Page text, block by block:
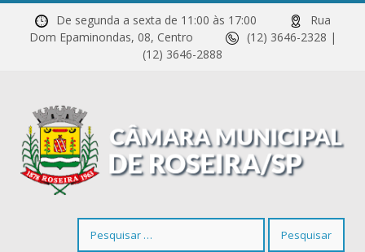
De segunda a sexta de 11:00 às 17:00
Rua
Dom Epaminondas, 08, Centro
(12) 3646-2328 |
(12) 3646-2888
por: